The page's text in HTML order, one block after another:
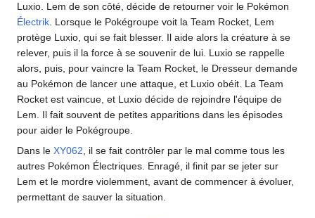
Luxio. Lem de son côté, décide de retourner voir le Pokémon
Électrik. Lorsque le Pokégroupe voit la Team Rocket, Lem
protège Luxio, qui se fait blesser. Il aide alors la créature à se
relever, puis il la force à se souvenir de lui. Luxio se rappelle
alors, puis, pour vaincre la Team Rocket, le Dresseur demande
au Pokémon de lancer une attaque, et Luxio obéit. La Team
Rocket est vaincue, et Luxio décide de rejoindre l'équipe de
Lem. Il fait souvent de petites apparitions dans les épisodes
pour aider le Pokégroupe.
Dans le XY062, il se fait contrôler par le mal comme tous les
autres Pokémon Électriques. Enragé, il finit par se jeter sur
Lem et le mordre violemment, avant de commencer à évoluer,
permettant de sauver la situation.